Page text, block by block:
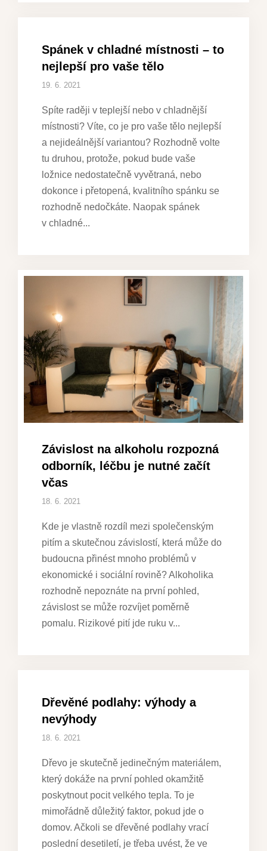
Spánek v chladné místnosti – to
nejlepší pro vaše tělo
19. 6. 2021
Spíte raději v teplejší nebo v chladnější
místnosti? Víte, co je pro vaše tělo nejlepší
a nejideálnější variantou? Rozhodně volte
tu druhou, protože, pokud bude vaše
ložnice nedostatečně vyvětraná, nebo
dokonce i přetopená, kvalitního spánku se
rozhodně nedočkáte. Naopak spánek
v chladné
Závislost na alkoholu rozpozná
odborník, léčbu je nutné začít
včas
18. 6. 2021
Kde je vlastně rozdíl mezi společenským
pitím a skutečnou závislostí, která může do
budoucna přinést mnoho problémů v
ekonomické i sociální rovině? Alkoholika
rozhodně nepoznáte na první pohled,
závislost se může rozvíjet poměrně
pomalu. Rizikové pití jde ruku v
Dřevěné podlahy: výhody a
nevýhody
18. 6. 2021
Dřevo je skutečně jedinečným materiálem,
který dokáže na první pohled okamžitě
poskytnout pocit velkého tepla. To je
mimořádně důležitý faktor, pokud jde o
domov. Ačkoli se dřevěné podlahy vrací
poslední desetiletí, je třeba uvést, že ve